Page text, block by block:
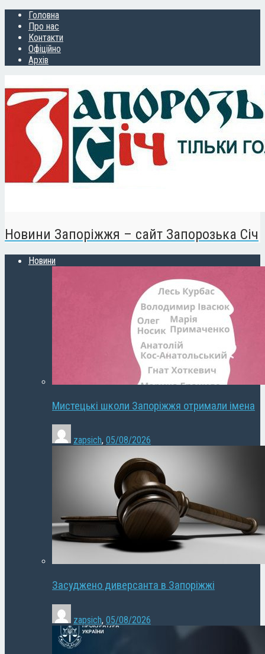
Головна
Про нас
Контакти
Офіційно
Архів
Новини Запоріжжя – сайт Запорозька Січ
Новини
Мистецькі школи Запоріжжя отримали імена
zapsich, 05/08/2026
Засуджено диверсанта в Запоріжжі
zapsich, 05/08/2026